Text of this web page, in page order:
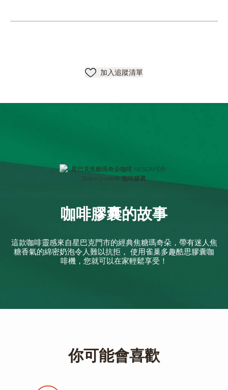
加入清單
加入追蹤清單
咖啡膠囊的故事
這款咖啡靈感來自星巴克門市的經典焦糖瑪奇朵，帶有迷人焦
糖香氣的綿密奶泡令人難以抗拒， 使用雀巢多趣酷思膠囊咖
啡機，您就可以在家輕鬆享受！
你可能會喜歡